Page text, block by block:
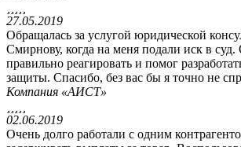
27.05.2019
Обращалась за услугой юридической
Смирнову, когда на меня подали иск в
правильно реагировать и помог
защиты. Спасибо, без вас бы я точно не
Компания «АИСТ»
02.06.2019
Очень долго работали с одним